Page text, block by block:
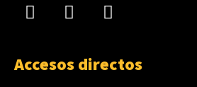
Accesos directos